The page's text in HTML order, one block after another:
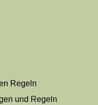
Regeln
und Regeln